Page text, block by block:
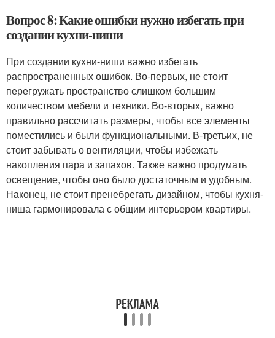
Вопрос 8: Какие ошибки нужно избегать при
создании кухни-ниши
При создании кухни-ниши важно избегать
распространенных ошибок. Во-первых, не стоит
перегружать пространство слишком большим
количеством мебели и техники. Во-вторых, важно
правильно рассчитать размеры, чтобы все элементы
поместились и были функциональными. В-третьих, не
стоит забывать о вентиляции, чтобы избежать
накопления пара и запахов. Также важно продумать
освещение, чтобы оно было достаточным и удобным.
Наконец, не стоит пренебрегать дизайном, чтобы кухня-
ниша гармонировала с общим интерьером квартиры.